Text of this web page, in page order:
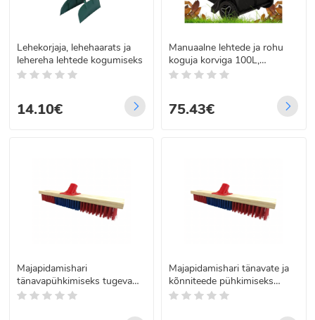
Lehekorjaja, lehehaarats ja
lehereha lehtede kogumiseks
14.10€
Manuaalne lehtede ja rohu
koguja korviga 100L,
GARDLOV 26309
75.43€
Majapidamishari
tänavapühkimiseks tugeva
harjasega 40 cm
Majapidamishari tänavate ja
kõnniteede pühkimiseks
tugevate PVC-harjastega 60